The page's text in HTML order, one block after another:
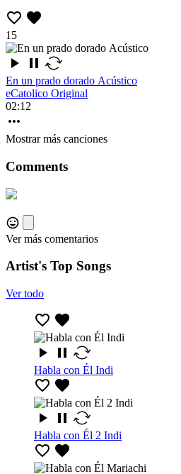
15
En un prado dorado Acústico
eCatolico Original
02:12
Mostrar más canciones
Comments
Ver más comentarios
Artist's Top Songs
Ver todo
Habla con Él Indi
Habla con Él 2 Indi